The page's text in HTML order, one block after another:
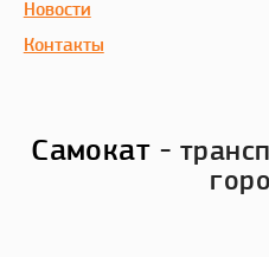
Новости
Контакты
Самокат -